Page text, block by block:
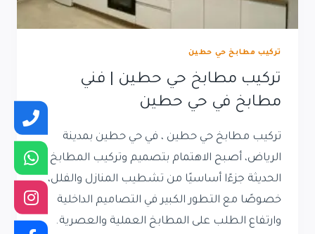
تركيب مطابخ حي حطين
تركيب مطابخ حي حطين | فني
مطابخ في حي حطين
تركيب مطابخ حي حطين ، في حي حطين بمدينة
الرياض، أصبح الاهتمام بتصميم وتركيب المطابخ
الحديثة جزءًا أساسيًا من تشطيب المنازل والفلل،
خصوصًا مع التطور الكبير في التصاميم الداخلية
وارتفاع الطلب على المطابخ العملية والعصرية.